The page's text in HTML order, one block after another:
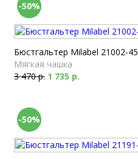
-50%
Бюстгальтер Milabel 21002-45
Мягкая чашка
3 470 р. 1 735 р.
-50%